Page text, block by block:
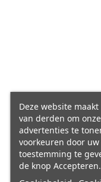
Deze website
van derden om
advertenties te
voorkeuren door
toestemming te
de knop Accepteren.